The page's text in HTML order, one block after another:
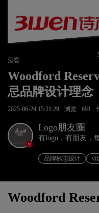
酒窖
Woodford
忌品牌设计理念
2025-06-24 15:21:29 浏览 691
v
Logo朋友圈
有logo，有朋友，
品牌标志设计 vi
Woodford